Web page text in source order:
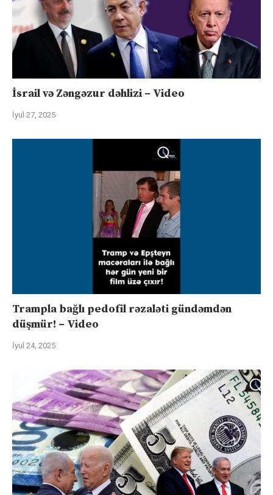
İsrail və Zəngəzur dəhlizi – Video
İyul 27, 2025
Trampla bağlı pedofil rəzaləti gündəmdən
düşmür! – Video
İyul 24, 2025